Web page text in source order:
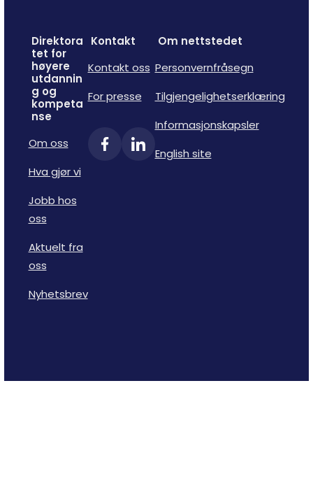
Direktora
tet for
høyere
utdannin
g og
kompeta
nse
Om oss
Hva gjør vi
Jobb hos
oss
Aktuelt fra
oss
Nyhetsbrev
Kontakt
Kontakt oss
For presse
Om nettstedet
Personvernfråsegn
Tilgjengelighetserklæring
Informasjonskapsler
English site